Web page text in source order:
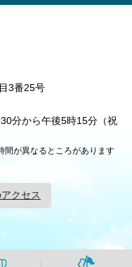
3番25号
分から午後5時15分（祝
が異なるところがあります
クセス